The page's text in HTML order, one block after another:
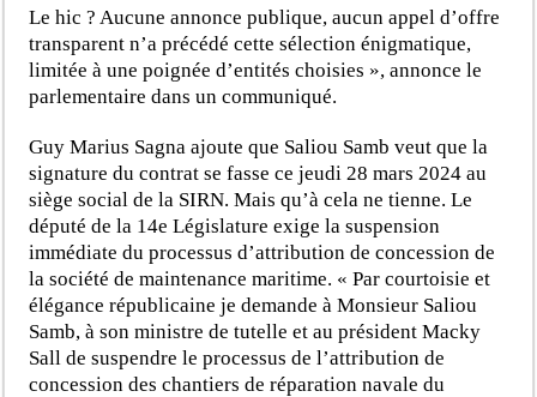
Le hic ? Aucune annonce publique, aucun appel d’offre
transparent n’a précédé cette sélection énigmatique,
limitée à une poignée d’entités choisies », annonce le
parlementaire dans un communiqué.
Guy Marius Sagna ajoute que Saliou Samb veut que la
signature du contrat se fasse ce jeudi 28 mars 2024 au
siège social de la SIRN. Mais qu’à cela ne tienne. Le
député de la 14e Législature exige la suspension
immédiate du processus d’attribution de concession de
la société de maintenance maritime. « Par courtoisie et
élégance républicaine je demande à Monsieur Saliou
Samb, à son ministre de tutelle et au président Macky
Sall de suspendre le processus de l’attribution de
concession des chantiers de réparation navale du